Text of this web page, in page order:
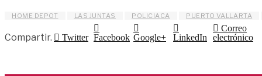
HOME DEPOT LAS JUNTAS POLICIACA PUERTO VALLARTA
Compartir. Twitter Facebook Google+ LinkedIn
Correo
electrónico